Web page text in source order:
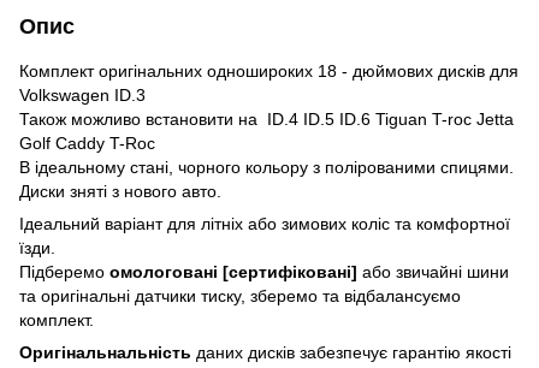
Опис
Комплект оригінальних одношироких 18 - дюймових дисків для
Volkswagen ID.3
Також можливо встановити на ID.4 ID.5 ID.6 Tiguan T-roc Jetta
Golf Caddy T-Roc
В ідеальному стані, чорного кольору з полірованими спицями.
Диски зняті з нового авто.
Ідеальний варіант для літніх або зимових коліс та комфортної
їзди.
Підберемо омологовані [сертифіковані] або звичайні шини
та оригінальні датчики тиску, зберемо та відбалансуємо
комплект.
Оригінальнальність даних дисків забезпечує гарантію якості